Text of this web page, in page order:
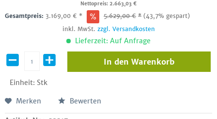
Nettopreis: 2.663,03 €
Gesamtpreis: 3.169,00 € * 5.629,00€ * (43,7% gespart)
inkl. MwSt. zzgl. Versandkosten
Lieferzeit: Auf Anfrage
Einheit: Stk
In den Warenkorb
Merken Bewerten